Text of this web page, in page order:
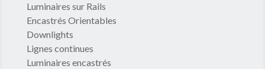
Luminaires sur Rails
Encastrés Orientables
Downlights
Lignes continues
Luminaires encastrés